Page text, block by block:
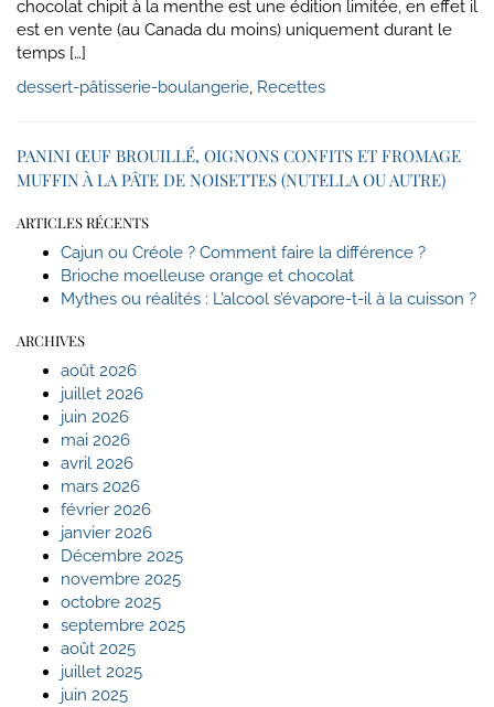
chocolat chipit à la menthe est une édition limitée, en effet il
est en vente (au Canada du moins) uniquement durant le
temps […]
dessert-pâtisserie-boulangerie, Recettes
PANINI ŒUF BROUILLÉ, OIGNONS CONFITS ET FROMAGE
MUFFIN À LA PÂTE DE NOISETTES (NUTELLA OU AUTRE)
ARTICLES RÉCENTS
Cajun ou Créole ? Comment faire la différence ?
Brioche moelleuse orange et chocolat
Mythes ou réalités : L’alcool s’évapore-t-il à la cuisson ?
ARCHIVES
août 2026
juillet 2026
juin 2026
mai 2026
avril 2026
mars 2026
février 2026
janvier 2026
Décembre 2025
novembre 2025
octobre 2025
septembre 2025
août 2025
juillet 2025
juin 2025